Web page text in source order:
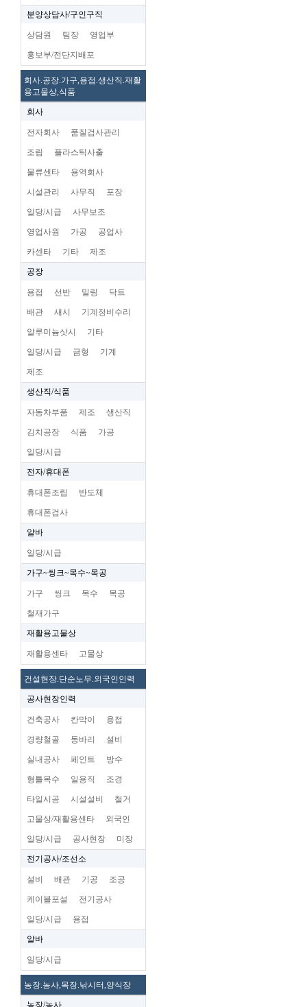
분양상담사/구인구직
상담원 팀장 영업부
홍보부/전단지배포
회사.공장.가구,용접.생산직.재활
용고물상,식품
회사
전자회사 품질검사관리
조립 플라스틱사출
물류센타 용역회사
시설관리 사무직 포장
일당/시급 사무보조
영업사원 가공 공업사
카센타 기타 제조
공장
용접 선반 밀링 닥트
배관 새시 기계정비수리
알루미늄삿시 기타
일당/시급 금형 기계
제조
생산직/식품
자동차부품 제조 생산직
김치공장 식품 가공
일당/시급
전자/휴대폰
휴대폰조립 반도체
휴대폰검사
알바
일당/시급
가구~씽크~목수~목공
가구 씽크 목수 목공
철재가구
재활용고물상
재활용센타 고물상
건설현장.단순노무.외국인인력
공사현장인력
건축공사 칸막이 용접
경량철골 동바리 설비
실내공사 페인트 방수
형틀목수 일용직 조경
타일시공 시설설비 철거
고물상/재활용센타 외국인
일당/시급 공사현장 미장
전기공사/조선소
설비 배관 기공 조공
케이블포설 전기공사
일당/시급 용접
알바
일당/시급
농장.농사,목장.낚시터,양식장
농장/농사